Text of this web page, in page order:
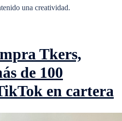
una creatividad.
Tkers,
de 100
en cartera